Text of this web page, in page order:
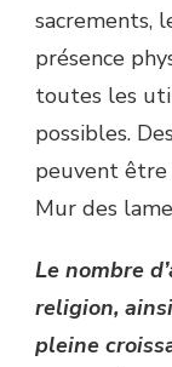
sacrements,
présence
toutes les
possibles.
peuvent être
Mur des
Le nombre
religion,
pleine